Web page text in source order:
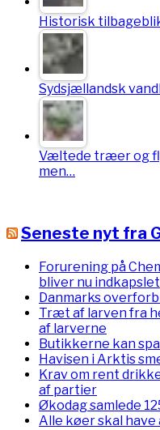
Historisk
Sydsjællandsk
Væltede træer og
men…
Seneste nyt fra
Forurening på
bliver nu indkapslet
Danmarks
Træt af larven fra
af larverne
Butikkerne kan
Havisen i Arktis
Krav om rent
af partier
Økodag samlede
Alle køer skal have